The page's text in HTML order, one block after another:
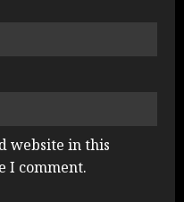
website in this
I comment.